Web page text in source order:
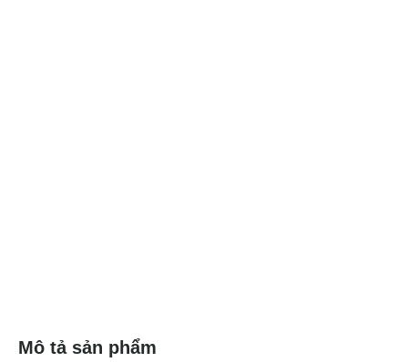
Mô tả sản phẩm